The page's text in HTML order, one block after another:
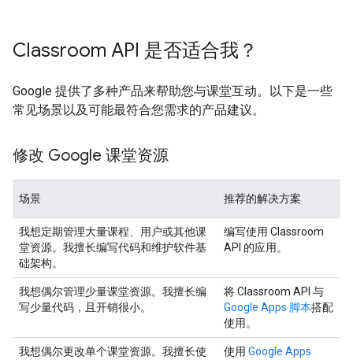
Classroom API 是否适合我？
Google 提供了多种产品来帮助您与课堂互动。以下是一些
常见场景以及可能最符合您需求的产品建议。
修改 Google 课堂资源
场景 推荐的解决方案
我想定期管理大量课程、用户或其他课
堂资源。我擅长编写代码和维护软件基
础架构。
编写使用 Classroom
API 的应用。
我想偶尔管理少量课堂资源。我擅长编
写少量代码，且开销很小。
将 Classroom API 与
Google Apps 脚本搭配
使用。
我想偶尔更改单个课堂资源。我擅长使
使用 Google Apps